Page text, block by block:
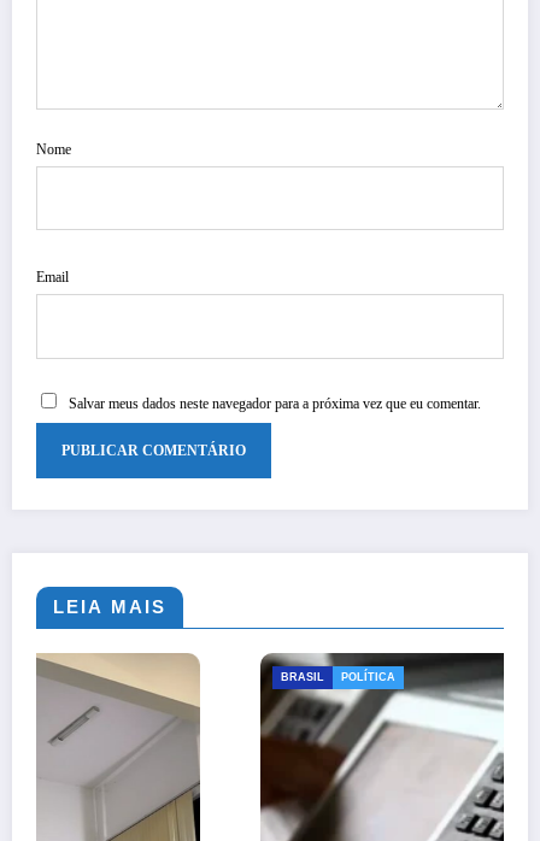
Nome
Email
Salvar meus dados neste navegador para a próxima vez que eu comentar.
LEIA MAIS
BRASIL